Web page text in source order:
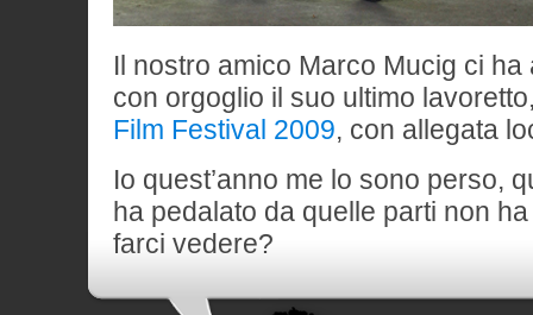
Il nostro amico Marco Mucig ci
con orgoglio il suo ultimo
Film Festival 2009, con allegata
Io quest’anno me lo sono perso,
ha pedalato da quelle parti non
farci vedere?